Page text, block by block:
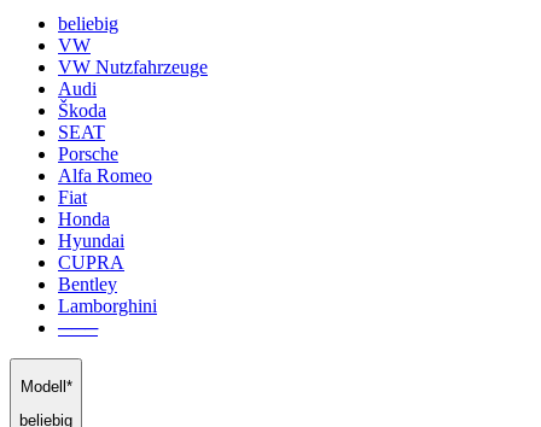
beliebig
VW
VW Nutzfahrzeuge
Audi
Škoda
SEAT
Porsche
Alfa Romeo
Fiat
Honda
Hyundai
CUPRA
Bentley
Lamborghini
───
Modell*
beliebig